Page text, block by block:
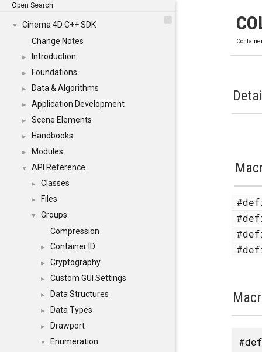
Open Search
▼
Cinema 4D C++ SDK
Change Notes
► Introduction
► Foundations
► Data & Algorithms
► Application Development
► Scene Elements
► Handbooks
► Modules
▼ API Reference
► Classes
► Files
▼
Groups
Compression
► Container ID
► Cryptography
► Custom GUI Settings
► Data Structures
► Data Types
► Drawport
▼ Enumeration